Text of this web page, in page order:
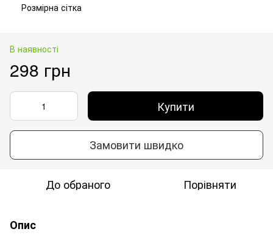
Розмірна сітка
В наявності
298 грн
Купити
Замовити швидко
До обраного Порівняти
Опис